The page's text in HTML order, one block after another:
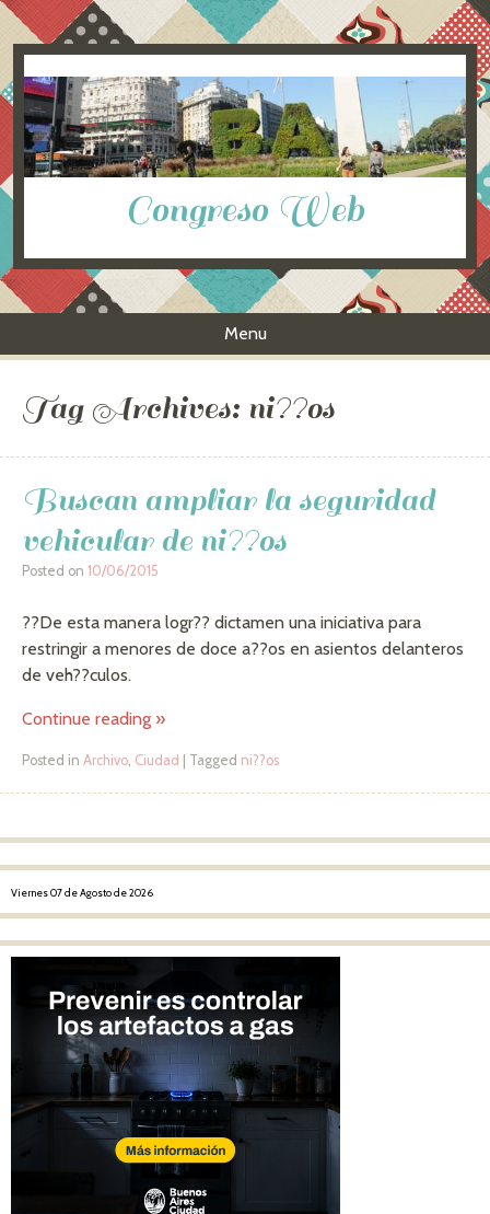
Congreso Web
Menu
Tag Archives: ni??os
Buscan ampliar la seguridad
vehicular de ni??os
Posted on 10/06/2015
??De esta manera logr?? dictamen una iniciativa para
restringir a menores de doce a??os en asientos delanteros
de veh??culos.
Continue reading »
Posted in Archivo, Ciudad Tagged ni??os
Post navigation
Viernes 07 de Agosto de 2026